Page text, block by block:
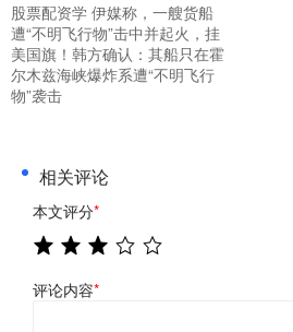
股票配资学 伊媒称，一艘货船
遭“不明飞行物”击中并起火，挂
美国旗！韩方确认：其船只在霍
尔木兹海峡爆炸系遭“不明飞行
物”袭击
相关评论
本文评分*
评论内容*